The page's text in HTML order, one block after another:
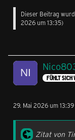
Dieser Beitrag
2026 um 13:35)
FÜHLT SICH
29. Mai 2026 um 13:39
Zitat von